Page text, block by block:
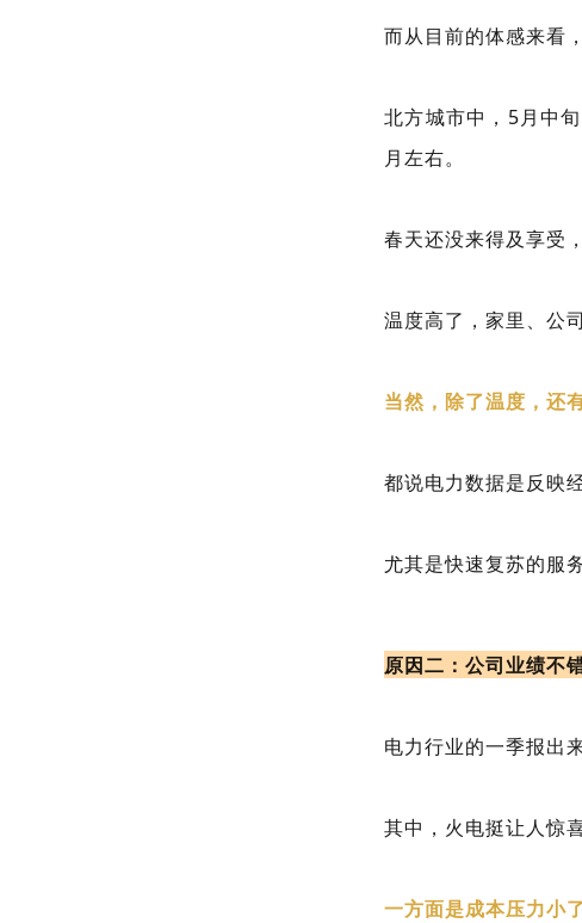
而从目前的体感来看
北方城市中，5月中
月左右。
春天还没来得及享受
温度高了，家里、公
当然，除了温度，还
都说电力数据是反映
尤其是快速复苏的服
原因二：公司业绩不
电力行业的一季报出
其中，火电挺让人惊
一方面是成本压力小了